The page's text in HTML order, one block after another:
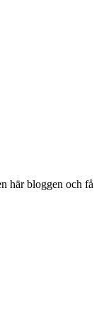
här bloggen och få